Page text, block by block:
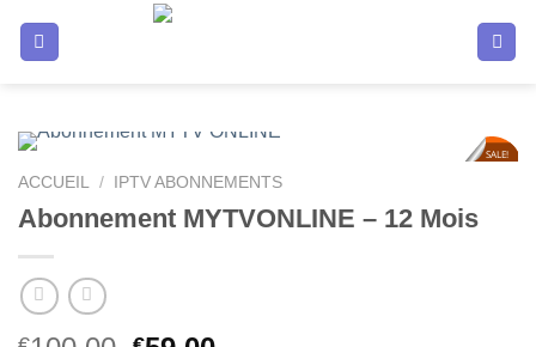
SALE!
ACCUEIL / IPTV ABONNEMENTS
Abonnement MYTVONLINE – 12 Mois